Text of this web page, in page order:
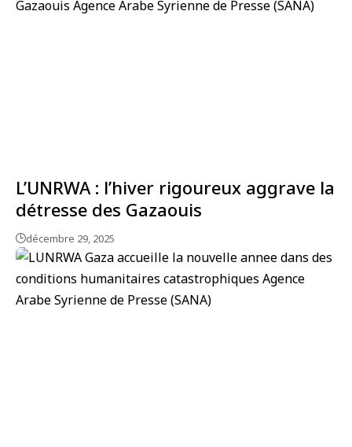
L’UNRWA : l’hiver rigoureux aggrave la
détresse des Gazaouis
décembre 29, 2025